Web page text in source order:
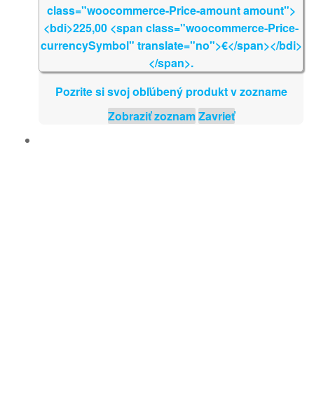
Pozrite si svoj obľúbený produkt v zozname
Zobraziť zoznamZavrieť